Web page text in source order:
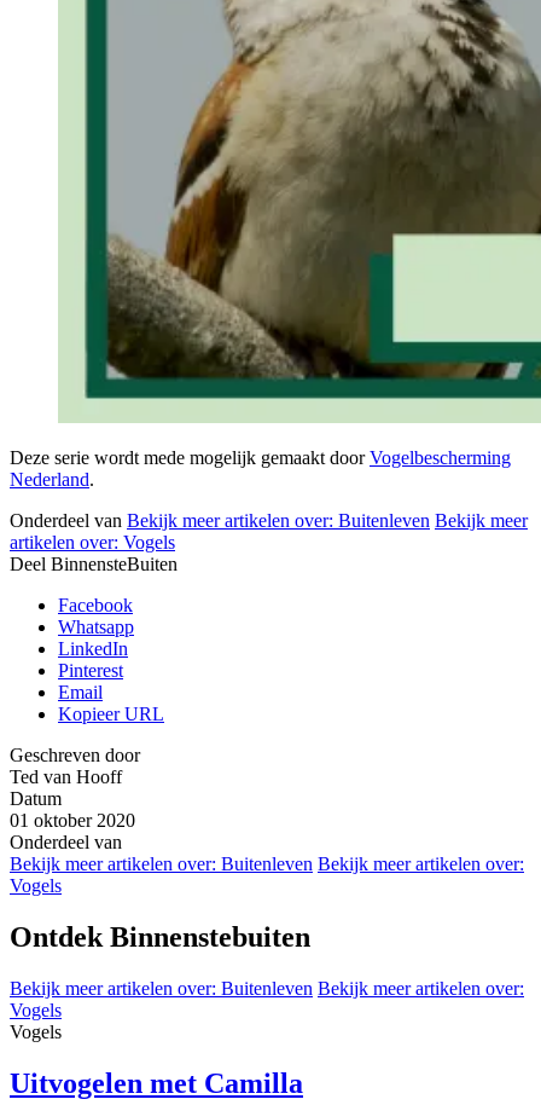
Deze serie wordt mede mogelijk gemaakt doorVogelbescherming
Nederland.
Onderdeel van Bekijk meer artikelen over: Buitenleven Bekijk meer
artikelen over: Vogels
Deel BinnensteBuiten
Facebook
Whatsapp
LinkedIn
Pinterest
Email
Kopieer URL
Geschreven door
Ted van Hooff
Datum
01 oktober 2020
Onderdeel van
Bekijk meer artikelen over: Buitenleven Bekijk meer artikelen over:
Vogels
Ontdek Binnenstebuiten
Bekijk meer artikelen over: Buitenleven Bekijk meer artikelen over:
Vogels
Vogels
Uitvogelen met Camilla